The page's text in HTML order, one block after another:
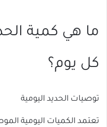
ما هي كمية
كل يوم؟
توصيات الحديد اليومية
تعتمد الكميات اليومية